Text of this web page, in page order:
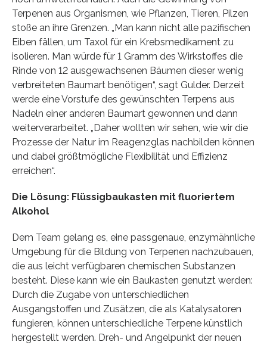
Terpenen aus Organismen, wie Pflanzen, Tieren, Pilzen
stoße an ihre Grenzen. „Man kann nicht alle pazifischen
Eiben fällen, um Taxol für ein Krebsmedikament zu
isolieren. Man würde für 1 Gramm des Wirkstoffes die
Rinde von 12 ausgewachsenen Bäumen dieser wenig
verbreiteten Baumart benötigen“, sagt Gulder. Derzeit
werde eine Vorstufe des gewünschten Terpens aus
Nadeln einer anderen Baumart gewonnen und dann
weiterverarbeitet. „Daher wollten wir sehen, wie wir die
Prozesse der Natur im Reagenzglas nachbilden können
und dabei größtmögliche Flexibilität und Effizienz
erreichen“.
Die Lösung: Flüssigbaukasten mit fluoriertem
Alkohol
Dem Team gelang es, eine passgenaue, enzymähnliche
Umgebung für die Bildung von Terpenen nachzubauen,
die aus leicht verfügbaren chemischen Substanzen
besteht. Diese kann wie ein Baukasten genutzt werden:
Durch die Zugabe von unterschiedlichen
Ausgangstoffen und Zusätzen, die als Katalysatoren
fungieren, können unterschiedliche Terpene künstlich
hergestellt werden. Dreh- und Angelpunkt der neuen